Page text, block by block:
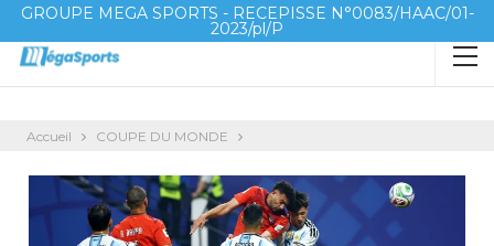
GROUPE MEGA SPORTS - RECEPISSE N°0083/HAAC/01-
2023/pl/P
Accueil COUPE DU MONDE